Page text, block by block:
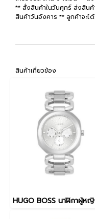
** สั่งสินค้าในวันศุกร์ ส่งสิน
สินค้าวันอังคาร ** ลูกค้าจะ
สินค้าเกี่ยวข้อง